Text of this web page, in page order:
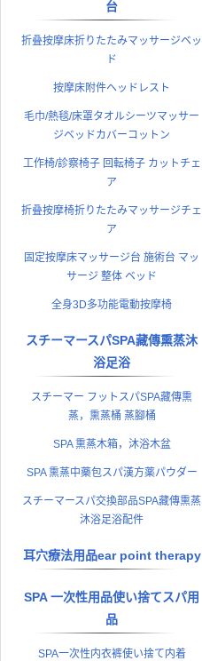
台
折叠按摩床折りたたみマッサージベッ
ド
按摩床附件ヘッドレスト
毛巾/熱毯/床罩タオルシーツマッサー
ジベッドカバーコットン
工作椅/診察椅子 回転椅子 カットチェ
ア
折叠按摩椅折りたたみマッサージチェ
ア
固定按摩床マッサージ台 施術台 マッ
サージ 整体 ベッド
全身3D多功能電動按摩椅
スチーマースパSPA藏傳熏蒸沐
浴足浴
スチーマー フットスパSPA藏傳熏
蒸，熏蒸桶 蒸腳桶
SPA 熏蒸木箱，沐浴木盆
SPA 熏蒸中藥包スパ漢方薬パウダー
スチーマースパ交換部品SPA藏傳熏蒸
沐浴足浴配件
耳穴療法用品ear point therapy
SPA 一次性用品使い捨てスパ用
品
SPA一次性内衣裤使い捨て内着